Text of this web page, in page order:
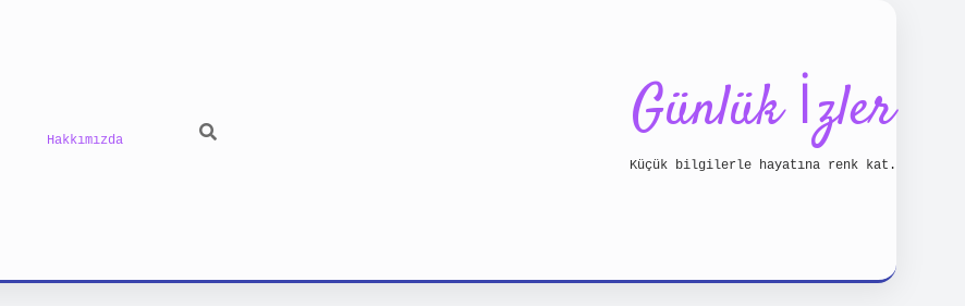
Hakkımızda Günlük İzler
Küçük bilgilerle hayatına renk kat.